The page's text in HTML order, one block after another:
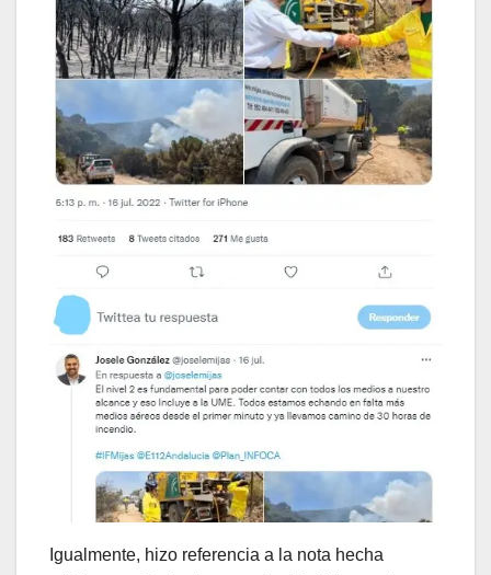
Igualmente, hizo referencia a la nota hecha